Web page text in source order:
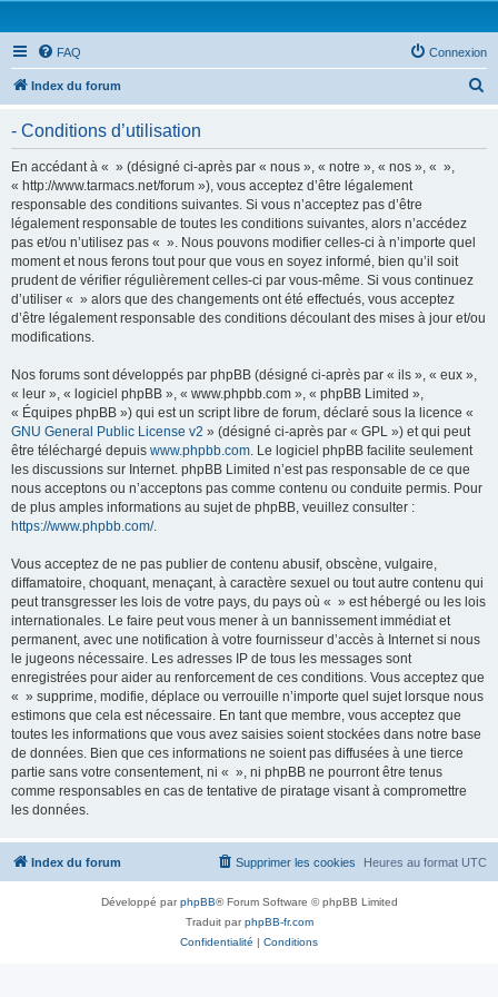
FAQ Connexion
Index du forum
- Conditions d’utilisation
En accédant à « » (désigné ci-après par « nous », « notre », « nos », « »,
« http://www.tarmacs.net/forum »), vous acceptez d’être légalement
responsable des conditions suivantes. Si vous n’acceptez pas d’être
légalement responsable de toutes les conditions suivantes, alors n’accédez
pas et/ou n’utilisez pas « ». Nous pouvons modifier celles-ci à n’importe quel
moment et nous ferons tout pour que vous en soyez informé, bien qu’il soit
prudent de vérifier régulièrement celles-ci par vous-même. Si vous continuez
d’utiliser « » alors que des changements ont été effectués, vous acceptez
d’être légalement responsable des conditions découlant des mises à jour et/ou
modifications.
Nos forums sont développés par phpBB (désigné ci-après par « ils », « eux »,
« leur », « logiciel phpBB », « www.phpbb.com », « phpBB Limited »,
« Équipes phpBB ») qui est un script libre de forum, déclaré sous la licence «
GNU General Public License v2 » (désigné ci-après par « GPL ») et qui peut
être téléchargé depuis www.phpbb.com. Le logiciel phpBB facilite seulement
les discussions sur Internet. phpBB Limited n’est pas responsable de ce que
nous acceptons ou n’acceptons pas comme contenu ou conduite permis. Pour
de plus amples informations au sujet de phpBB, veuillez consulter :
https://www.phpbb.com/.
Vous acceptez de ne pas publier de contenu abusif, obscène, vulgaire,
diffamatoire, choquant, menaçant, à caractère sexuel ou tout autre contenu qui
peut transgresser les lois de votre pays, du pays où « » est hébergé ou les lois
internationales. Le faire peut vous mener à un bannissement immédiat et
permanent, avec une notification à votre fournisseur d’accès à Internet si nous
le jugeons nécessaire. Les adresses IP de tous les messages sont
enregistrées pour aider au renforcement de ces conditions. Vous acceptez que
« » supprime, modifie, déplace ou verrouille n’importe quel sujet lorsque nous
estimons que cela est nécessaire. En tant que membre, vous acceptez que
toutes les informations que vous avez saisies soient stockées dans notre base
de données. Bien que ces informations ne soient pas diffusées à une tierce
partie sans votre consentement, ni « », ni phpBB ne pourront être tenus
comme responsables en cas de tentative de piratage visant à compromettre
les données.
Index du forum Heures au format UTC
Supprimer les cookies
Développé parphpBB® Forum Software © phpBB Limited
Traduit parphpBB-fr.com
Confidentialité | Conditions